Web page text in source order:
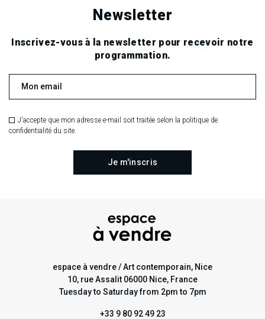
Newsletter
Inscrivez-vous à la newsletter pour recevoir notre
programmation.
J'accepte que mon adresse e-mail soit traitée selon la politique de
confidentialité du site.
espace à vendre / Art contemporain, Nice
10, rue Assalit 06000 Nice, France
Tuesday to Saturday from 2pm to 7pm
+33 9 80 92 49 23
...